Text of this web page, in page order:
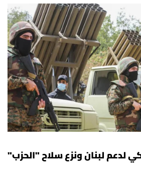
لدعم لبنان ونزع سلاح "الحزب"